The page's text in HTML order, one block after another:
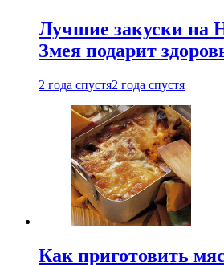
Лучшие закуски на
Змея подарит
2 года спустя2 года спустя
Как приготовить